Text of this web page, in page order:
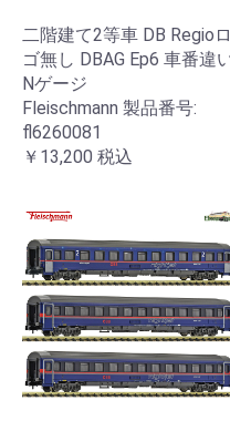
二階建て2等車 DB Regioロ
ゴ無し DBAG Ep6 車番違
Nゲージ
Fleischmann 製品番号:
fl6260081
￥13,200 税込